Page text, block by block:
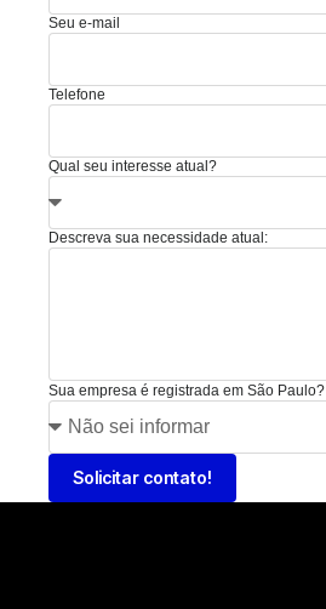
Seu e-mail
Telefone
Qual seu interesse atual?
Descreva sua necessidade atual:
Sua empresa é registrada em São Paulo?
Solicitar contato!